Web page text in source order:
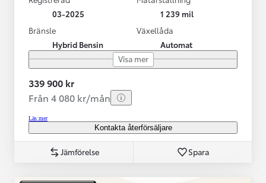
03-2025
1 239 mil
Bränsle
Hybrid Bensin
Växellåda
Automat
Visa mer
339 900 kr
Från 4 080 kr/mån
Läs mer
Kontakta återförsäljare
Jämförelse Spara